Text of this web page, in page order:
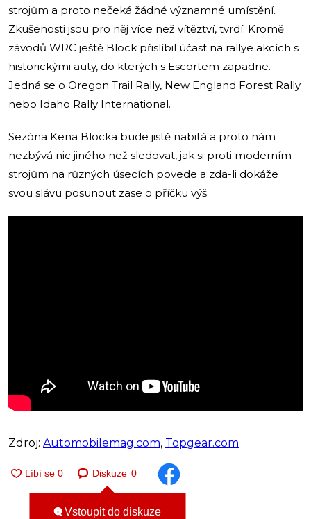
strojům a proto nečeká žádné významné umístění.
Zkušenosti jsou pro něj více než vítěztví, tvrdí. Kromě
závodů WRC ještě Block přislíbil účast na rallye akcích s
historickými auty, do kterých s Escortem zapadne.
Jedná se o Oregon Trail Rally, New England Forest Rally
nebo Idaho Rally International.
Sezóna Kena Blocka bude jistě nabitá a proto nám
nezbývá nic jiného než sledovat, jak si proti moderním
strojům na různých úsecích povede a zda-li dokáže
svou slávu posunout zase o příčku výš.
Zdroj: Automobilemag.com, Topgear.com
Diskuze 0
Vstoupit do diskuze